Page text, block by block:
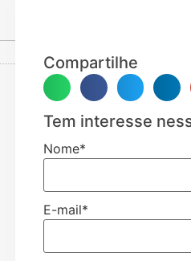
Compartilhe
Tem interesse
Nome*
E-mail*